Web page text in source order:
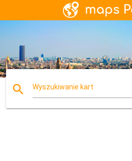
search Wyszukiwanie kart